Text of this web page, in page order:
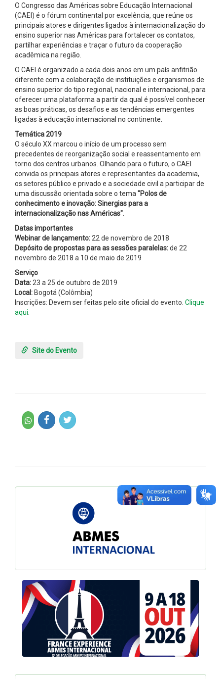
O Congresso das Américas sobre Educação Internacional
(CAEI) é o fórum continental por excelência, que reúne os
principais atores e dirigentes ligados à internacionalização do
ensino superior nas Américas para fortalecer os contatos,
partilhar experiências e traçar o futuro da cooperação
acadêmica na região.
O CAEI é organizado a cada dois anos em um país anfitrião
diferente com a colaboração de instituições e organismos de
ensino superior do tipo regional, nacional e internacional, para
oferecer uma plataforma a partir da qual é possível conhecer
as boas práticas, os desafios e as tendências emergentes
ligadas à educação internacional no continente.
Temática 2019
O século XX marcou o início de um processo sem
precedentes de reorganização social e reassentamento em
torno dos centros urbanos. Olhando para o futuro, o CAEI
convida os principais atores e representantes da academia,
os setores público e privado e a sociedade civil a participar de
uma discussão orientada sobre o tema "Polos de
conhecimento e inovação: Sinergias para a
internacionalização nas Américas"
Datas importantes
Webinar de lançamento: 22 de novembro de 2018
Depósito de propostas para as sessões paralelas:de 22
novembro de 2018 a 10 de maio de 2019
Serviço
Data: 23 a 25 de outubro de 2019
Local: Bogotá (Colômbia)
Inscrições: Devem ser feitas pelo site oficial do evento. Clique
aqui
Site do Evento